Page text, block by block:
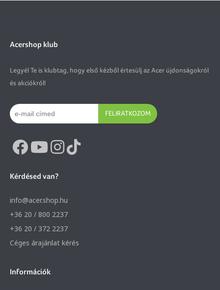
Acershop klub
Legyél Te is klubtag, hogy első kézből értesülj az Acer újdonságokról
és akciókról!
FELIRATKOZOM
Kérdésed van?
info@acer.shop.hu
+36 20 / 800 2237
+36 20 / 372 2237
Céges árajánlat kérés
Információk